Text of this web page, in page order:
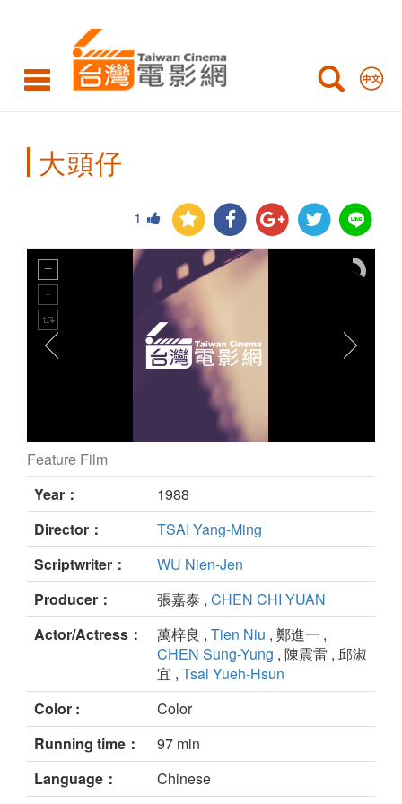
Taiwan
Cinema
大頭仔
1
still
Feature Film
Year：
1988
Director：
TSAI Yang-Ming
Scriptwriter：
WU Nien-Jen
Producer：
張嘉泰 , CHEN CHI YUAN
Actor/Actress：
萬梓良 , Tien Niu , 鄭進一 ,
CHEN Sung-Yung , 陳震雷 , 邱淑
宜 , Tsai Yueh-Hsun
Color :
Color
Running time：
97 min
Language：
Chinese